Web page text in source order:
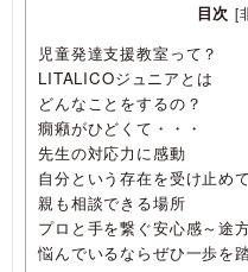
目次 [
児童発達支援教室って？
LITALICOジュニアとは
どんなことをするの？
癇癪がひどくて・・・
先生の対応力に感動
自分という存在を受け止め
親も相談できる場所
プロと手を繋ぐ安心感～途
悩んでいるならぜひ一歩を